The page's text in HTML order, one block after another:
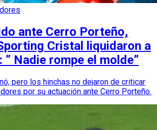
ante Cerro Porteño,
Cristal liquidaron a
” Nadie rompe el molde”
pero los hinchas no dejaron de criticar
por su actuación ante Cerro Porteño.